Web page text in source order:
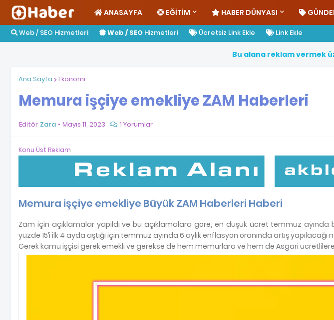
ANASAYFA EĞITIM HABER DÜNYASI
Web / SEO Hizmetleri Web / SEO Hizmetleri Ücretsiz Link Ekle Link Ekle
Bu alana reklamvermek ü
Ana Sayfa Ekonomi
Memura işçiye emekliye ZAM Haberleri
Editör Zara Mayıs 11, 2023 1 Yorumlar
Konu Üst Reklam
Memura işçiye emekliye Büyük ZAM Haberleri Haberi
Zam için açıklamalar yapıldı ve bu açıklamalara göre, en düşük ücret temmuz ayında
yüzde 15’i ilk 4 ayda aştığı için temmuz ayında 6 aylık enflasyon oranında artış yapılacağı
Gerek kamu işçisi gerek emekli ve gerekse de hem memurlara ve hem de Asgari